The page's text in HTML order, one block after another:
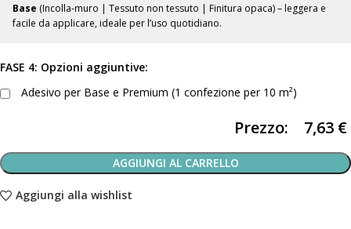
Base (Incolla-muro | Tessuto non tessuto | Finitura opaca) – leggera e
facile da applicare, ideale per l’uso quotidiano.
FASE 4: Opzioni aggiuntive:
Adesivo per Base e Premium (1 confezione per 10 m²)
Prezzo: 7,63 €
AGGIUNGI AL CARRELLO
Aggiungi alla wishlist